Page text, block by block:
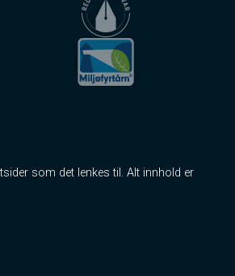
som det lenkes til. Alt innhold er